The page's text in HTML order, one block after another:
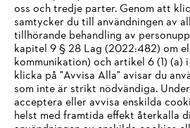
IHR BROWSER WIRD
UNTERSTÜTZT
Sie nutzen einen Browser, den wir noch
oss och tredje parter. Genom att
samtycker du till användningen av
tillhörande behandling av
kapitel 9 § 28 Lag (2022:482) om
kommunikation) och artikel 6 (1) (a)
klicka på "Avvisa Alla" avisar du
som inte är strikt nödvändiga.
acceptera eller avvisa enskilda
helst med framtida effekt återkalla